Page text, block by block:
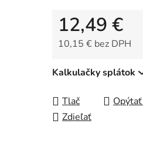
12,49 €
10,15 € bez DPH
Kalkulačky splátok
Tlač
Zdieľať